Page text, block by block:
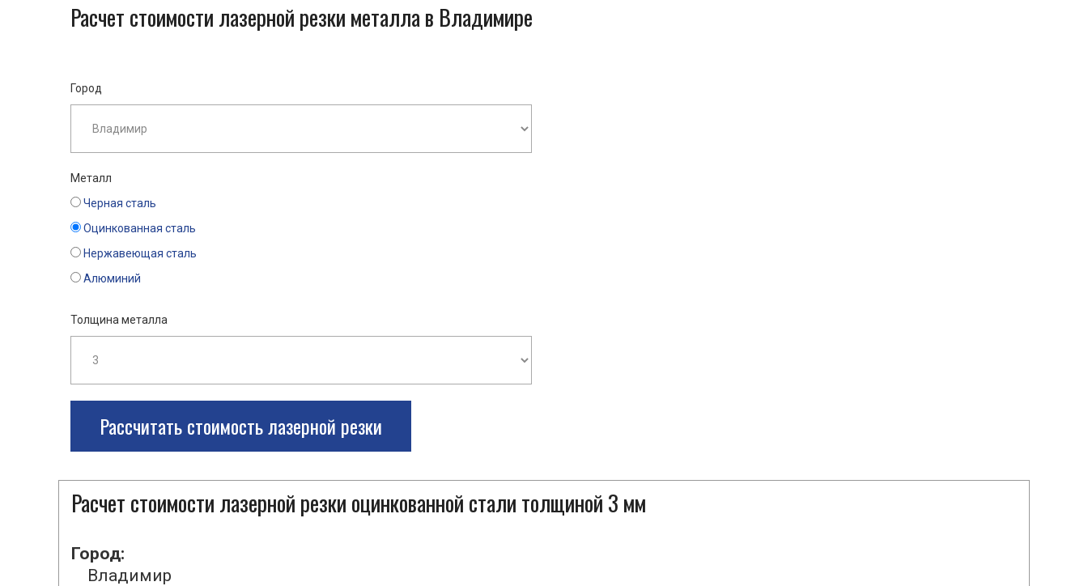
Расчет стоимости лазерной резки металла в Владимире
Город
Металл
Черная сталь
Оцинкованная сталь
Нержавеющая сталь
Алюминий
Толщина металла
Рассчитать стоимость лазерной резки
Расчет стоимости лазерной резки оцинкованной стали толщиной 3 мм
Город:
Владимир